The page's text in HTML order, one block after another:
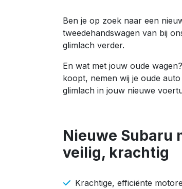
Ben je op zoek naar een
tweedehandswagen van bij
glimlach verder.
En wat met jouw oude
koopt, nemen wij je oude
glimlach in jouw nieuwe
Nieuwe Subaru
veilig, krachtig
Krachtige, efficiënte